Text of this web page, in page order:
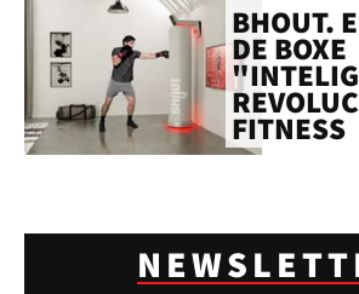
BHOUT.
DE BOXE
FITNESS